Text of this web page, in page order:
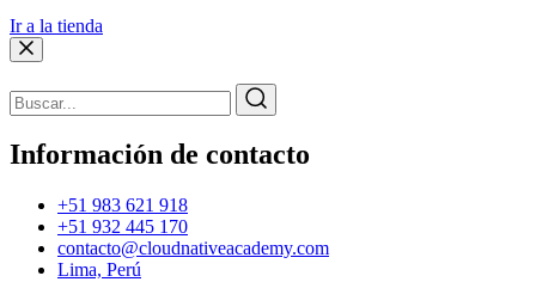
Ir a la tienda
Información de contacto
+51 983 621 918
+51 932 445 170
contacto@cloudnativeacademy.com
Lima, Perú